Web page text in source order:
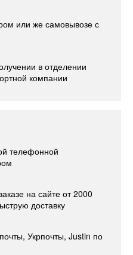
или же самовывозе с
в отделении
компании
телефонной
на сайте от 2000
доставку
Укрпочты, Justin по